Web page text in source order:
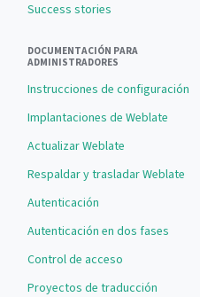
Success stories
DOCUMENTACIÓN PARA
ADMINISTRADORES
Instrucciones de configuración
Implantaciones de Weblate
Actualizar Weblate
Respaldar y trasladar Weblate
Autenticación
Autenticación en dos fases
Control de acceso
Proyectos de traducción